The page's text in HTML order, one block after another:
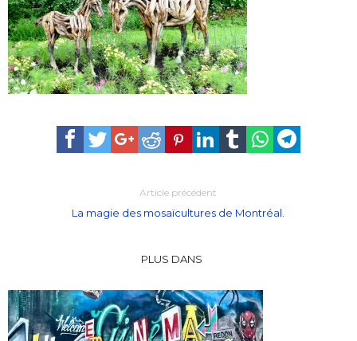
Article précédent
La magie des mosaïcultures de Montréal.
PLUS DANS